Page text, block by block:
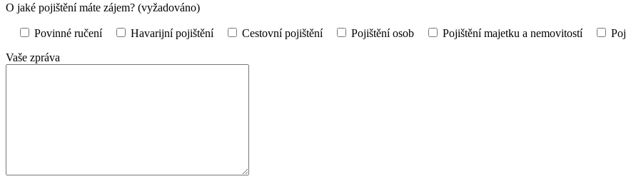
O jaké pojištění máte zájem? (vyžadováno)
Povinné ručení Havarijní pojištění Cestovní pojištění Pojištění osob Pojištění majetku a nemovitostí
Vaše zpráva